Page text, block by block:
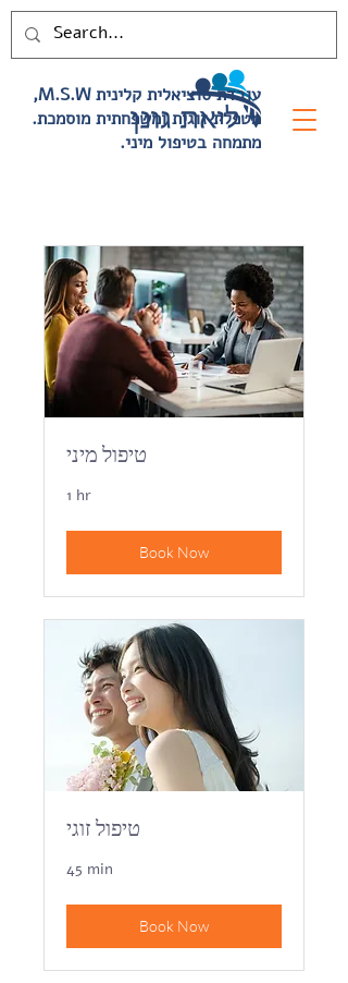
,M.S.W עובדת סוציאלית קלינית
.מטפלת זוגית ומשפחתית מוסמכת
.מתמחה בטיפול מיני
טיפול מיני
1 hr
Book Now
טיפול זוגי
45 min
Book Now